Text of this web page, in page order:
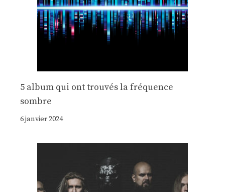
5 album qui ont trouvés la fréquence
sombre
6 janvier 2024